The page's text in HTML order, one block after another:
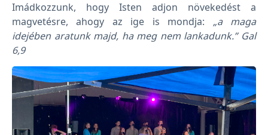
Imádkozzunk, hogy Isten adjon növekedést a
magvetésre, ahogy az ige is mondja: „a maga
idejében aratunk majd, ha meg nem lankadunk.” Gal
6,9